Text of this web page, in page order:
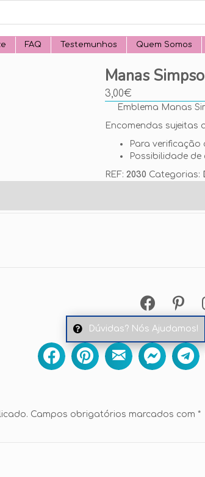
FAQ Testemunhos Quem Somos
Manas
3,00€
Emblema Manas
Encomendas sujeitas
Para verificação
Possibilidade
REF:2030 Categorias:
Dúvidas? Nós Ajudamos!
Campos obrigatórios marcados com *